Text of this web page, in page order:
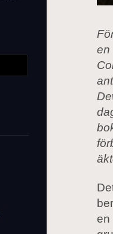
en
en